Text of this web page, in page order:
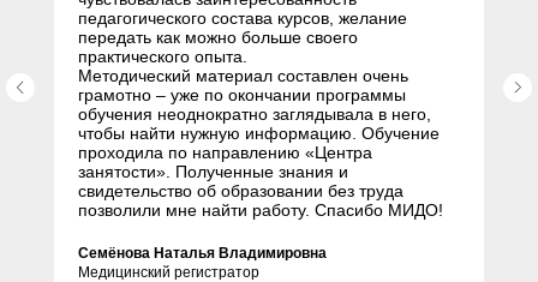
педагогического состава курсов, желание
передать как можно больше своего
практического опыта.
Методический материал составлен очень
грамотно – уже по окончании программы
обучения неоднократно заглядывала в него,
чтобы найти нужную информацию. Обучение
проходила по направлению «Центра
занятости». Полученные знания и
свидетельство об образовании без труда
позволили мне найти работу. Спасибо МИДО!
Семёнова Наталья Владимировна
Медицинский регистратор